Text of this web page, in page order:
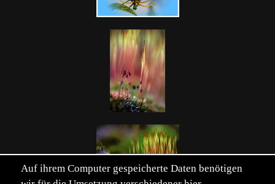
Auf ihrem Computer gespeicherte Daten benötigen